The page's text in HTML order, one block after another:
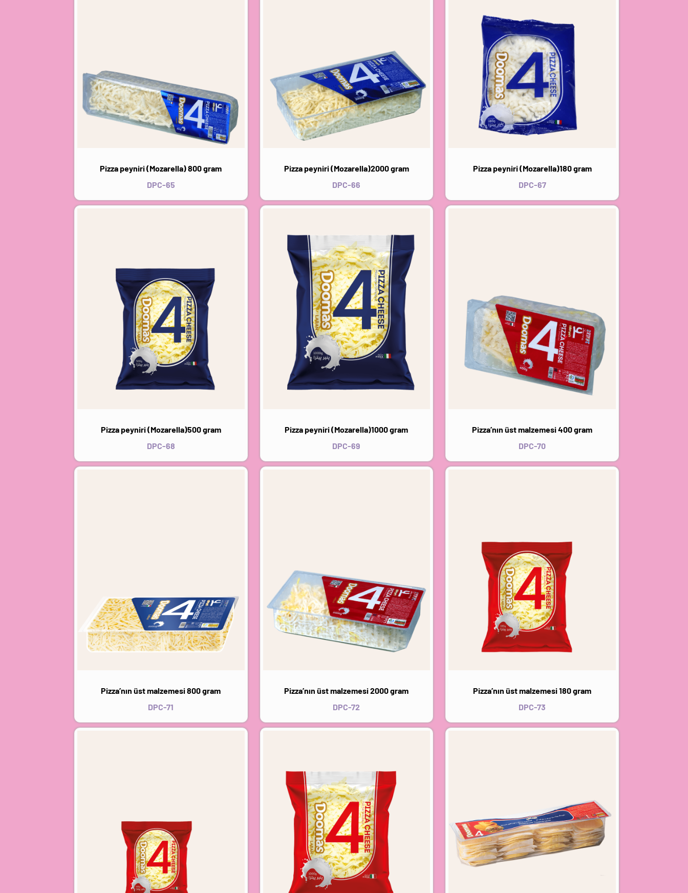
Pizza peyniri (Mozarella) 800 gram
DPC-65
Pizza peyniri (Mozarella)2000 gram
DPC-66
Pizza peyniri (Mozarella)180 gram
DPC-67
Pizza peyniri (Mozarella)500 gram
DPC-68
Pizza peyniri (Mozarella)1000 gram
DPC-69
Pizza’nın üst malzemesi 400 gram
DPC-70
Pizza’nın üst malzemesi 800 gram
DPC-71
Pizza’nın üst malzemesi 2000 gram
DPC-72
Pizza’nın üst malzemesi 180 gram
DPC-73